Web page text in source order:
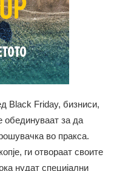
Black Friday, бизниси,
обединуваат за да
во пракса.
ги отвораат своите
нудат специјални